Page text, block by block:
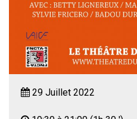
29 Juillet 2022